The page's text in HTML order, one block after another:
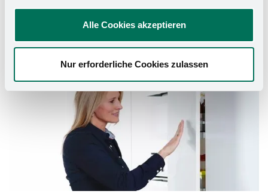
Alle Cookies akzeptieren
Nur erforderliche Cookies zulassen